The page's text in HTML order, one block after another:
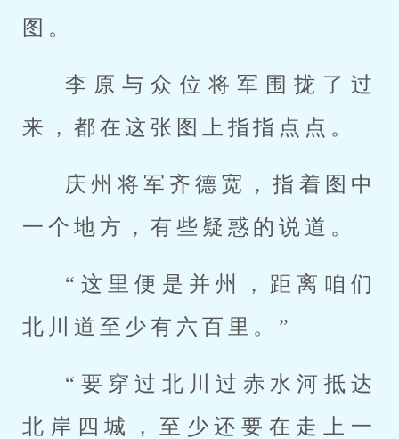
图。
李原与众位将军围拢了过
来，都在这张图上指指点点。
庆州将军齐德宽，指着图中
一个地方，有些疑惑的说道。
“这里便是并州，距离咱们
北川道至少有六百里。”
“要穿过北川过赤水河抵达
北岸四城，至少还要在走上一